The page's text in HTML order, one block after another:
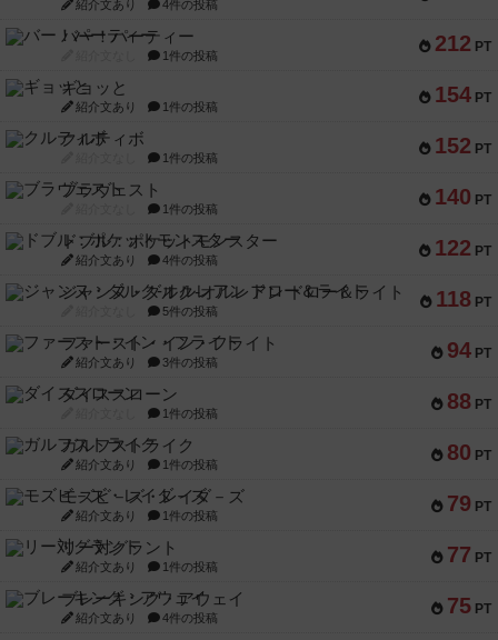
紹介文あり 4件の投稿
212 PT
バー！パーティー
1件の投稿
154 PT
ギョッと
紹介文あり 1件の投稿
152 PT
クルティボ
1件の投稿
140 PT
ブラヴェスト
1件の投稿
122 PT
ドブル：ポケットモンスター
紹介文あり 4件の投稿
118 PT
ジャンヌ・ダルク-オルレアン ドロー＆ライト
5件の投稿
94 PT
ファースト・イン・フライト
紹介文あり 3件の投稿
88 PT
ダイススローン
1件の投稿
80 PT
ガルフストライク
紹介文あり 1件の投稿
79 PT
モズビ－ズ・レイダ－ズ
紹介文あり 1件の投稿
77 PT
リー対グラント
紹介文あり 1件の投稿
75 PT
ブレーキング・アウェイ
紹介文あり 4件の投稿